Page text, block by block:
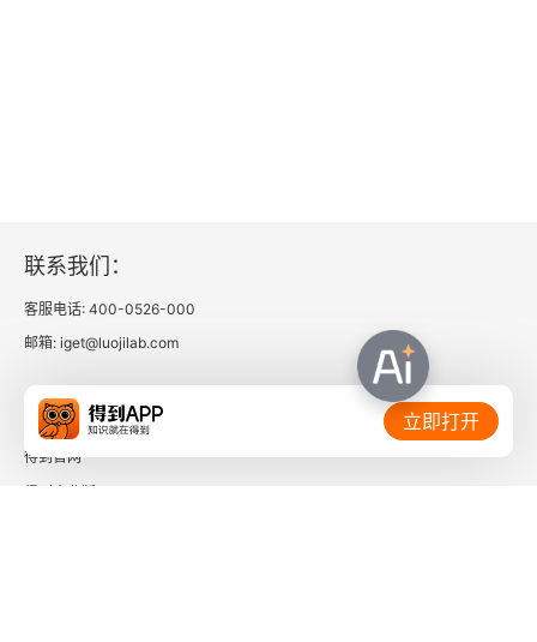
联系我们：
客服电话: 400-0526-000
邮箱: iget@luojilab.com
相关链接：
得到官网
立即打开